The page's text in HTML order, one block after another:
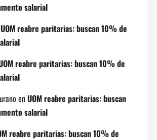
salarial
UOM reabre paritarias: buscan 10% de
reabre paritarias: buscan 10% de
enUOM reabre paritarias: buscan
salarial
reabre paritarias: buscan 10% de